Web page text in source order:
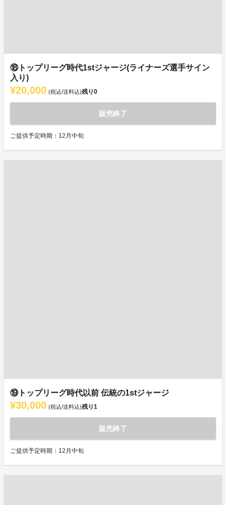
⑱トップリーグ時代1stジャージ(ライナーズ選手サイン
入り)
¥20,000 (税込/送料込)残り0
販売終了
ご提供予定時期：12月中旬
⑲トップリーグ時代以前 伝統の1stジャージ
¥30,000 (税込/送料込)残り1
販売終了
ご提供予定時期：12月中旬